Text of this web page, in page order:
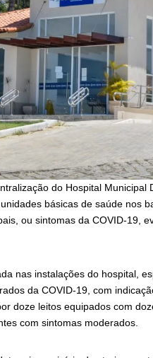
do Hospital Municipal
básicas de saúde nos
ou sintomas da COVID-19,
nas instalações do hospital,
da COVID-19, com
doze leitos equipados com
com sintomas moderados.